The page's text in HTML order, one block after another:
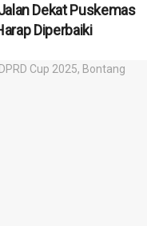
Dekat Puskemas
Diperbaiki